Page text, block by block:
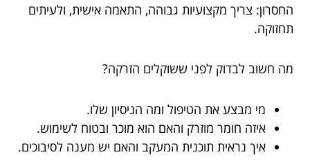
החסרון: צריך מקצועיות גבוהה, התאמה אישית, ולעיתים
תחזוקה.
מה חשוב לבדוק לפני ששוקלים הזרקה?
מי מבצע את הטיפול ומה הניסיון שלו.
איזה חומר מוזרק והאם הוא מוכר ובטוח לשימוש.
איך נראית תוכנית המעקב והאם יש מענה לסיבוכים.